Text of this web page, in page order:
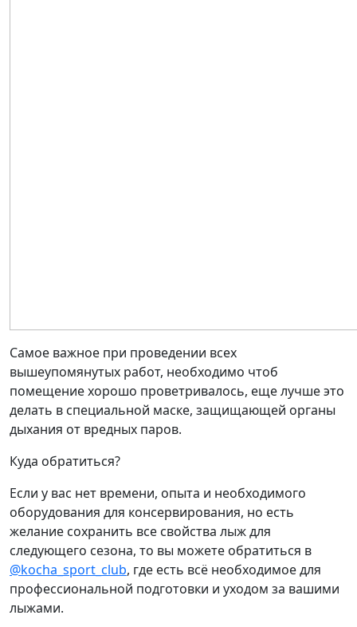
Самое важное при проведении всех
вышеупомянутых работ, необходимо чтоб
помещение хорошо проветривалось, еще лучше это
делать в специальной маске, защищающей органы
дыхания от вредных паров.
Куда обратиться?
Если у вас нет времени, опыта и необходимого
оборудования для консервирования, но есть
желание сохранить все свойства лыж для
следующего сезона, то вы можете обратиться в
@kocha_sport_club, где есть всё необходимое для
профессиональной подготовки и уходом за вашими
лыжами.